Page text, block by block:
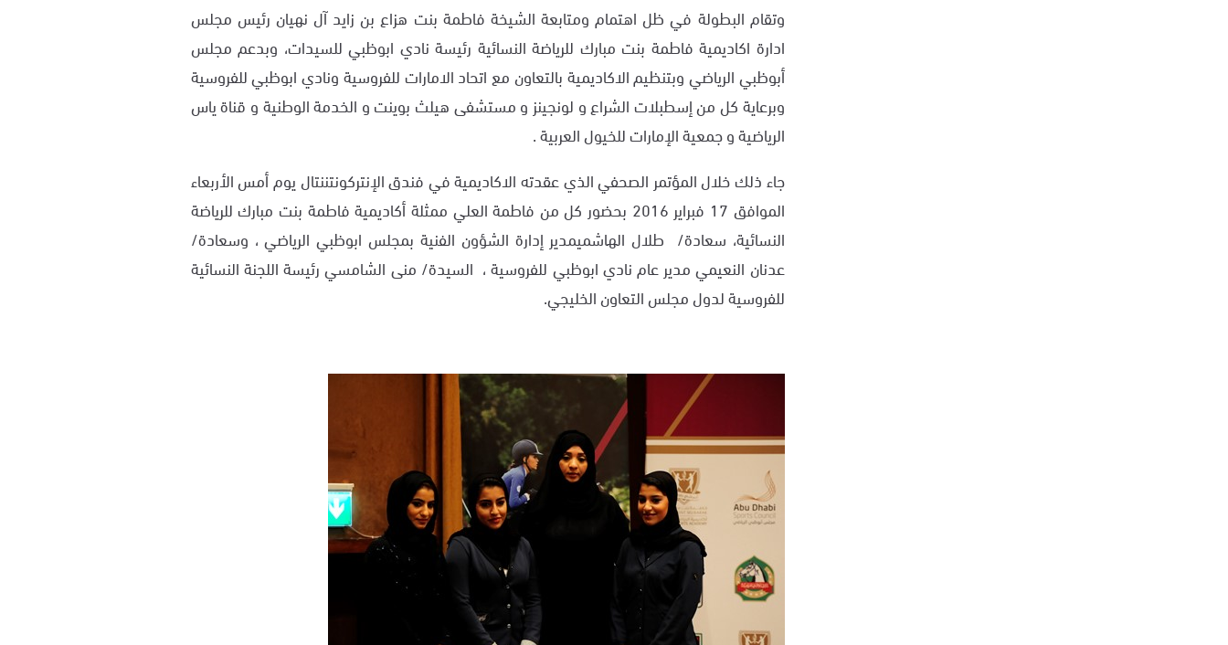
وتقام البطولة في ظل اهتمام ومتابعة الشيخة فاطمة بنت هزاع بن زايد آل نهيان رئيس مجلس
ادارة اكاديمية فاطمة بنت مبارك للرياضة النسائية رئيسة نادي ابوظبي للسيدات، وبدعم مجلس
أبوظبي الرياضي وبتنظيم الاكاديمية بالتعاون مع اتحاد الامارات للفروسية ونادي ابوظبي للفروسية
وبرعاية كل من إسطبلات الشراع و لونجينز و مستشفى هيلث بوينت و الخدمة الوطنية و قناة ياس
الرياضية و جمعية الإمارات للخيول العربية .
جاء ذلك خلال المؤتمر الصحفي الذي عقدته الاكاديمية في فندق الإنتركونتننتال يوم أمس الأربعاء
الموافق 17 فبراير 2016 بحضور كل من فاطمة العلي ممثلة أكاديمية فاطمة بنت مبارك للرياضة
النسائية، سعادة/ طلال الهاشميمدير إدارة الشؤون الفنية بمجلس ابوظبي الرياضي ، وسعادة/
عدنان النعيمي مدير عام نادي ابوظبي للفروسية ، السيدة/ منى الشامسي رئيسة اللجنة النسائية
للفروسية لدول مجلس التعاون الخليجي.